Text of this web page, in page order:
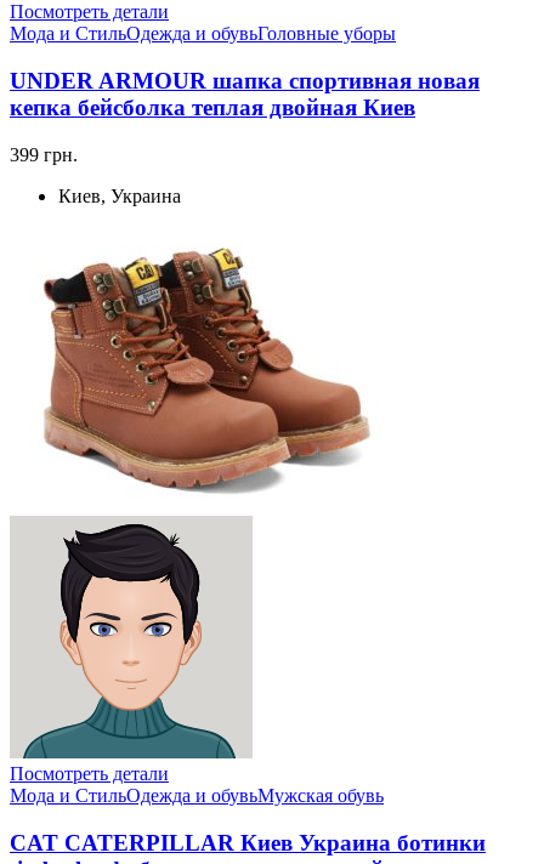
Посмотреть детали
Мода и СтильОдежда и обувьГоловные уборы
UNDER ARMOUR шапка спортивная новая
кепка бейсболка теплая двойная Киев
399 грн.
Киев, Украина
Посмотреть детали
Мода и СтильОдежда и обувьМужская обувь
CAT CATERPILLAR Киев Украина ботинки